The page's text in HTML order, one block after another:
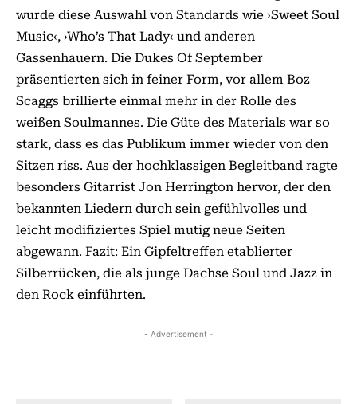
wurde diese Auswahl von Standards wie ›Sweet Soul
Music‹, ›Who’s That Lady‹ und anderen
Gassenhauern. Die Dukes Of September
präsentierten sich in feiner Form, vor allem Boz
Scaggs brillierte einmal mehr in der Rolle des
weißen Soulmannes. Die Güte des Materials war so
stark, dass es das Publikum immer wieder von den
Sitzen riss. Aus der hochklassigen Begleitband ragte
besonders Gitarrist Jon Herrington hervor, der den
bekannten Liedern durch sein gefühlvolles und
leicht modifiziertes Spiel mutig neue Seiten
abgewann. Fazit: Ein Gipfeltreffen etablierter
Silberrücken, die als junge Dachse Soul und Jazz in
den Rock einführten.
- Advertisement -